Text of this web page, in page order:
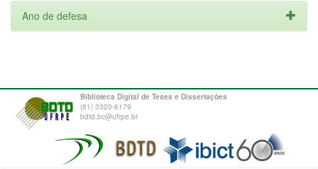
Ano de defesa
Biblioteca Digital de Teses e Dissertações
(81) 3320-6179
bdtd.bc@ufrpe.br